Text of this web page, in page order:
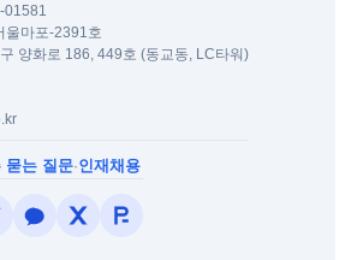
울마포-2391호
양화로 186, 449호 (동교동, LC타워)
묻는 질문·인재채용